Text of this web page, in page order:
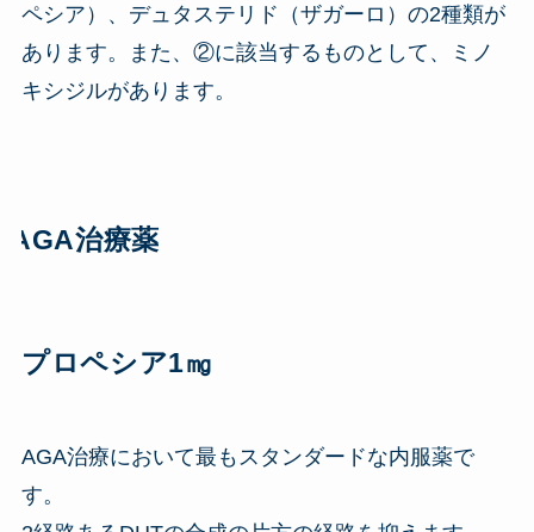
ペシア）、デュタステリド（ザガーロ）の2種類が
あります。また、②に該当するものとして、ミノ
キシジルがあります。
AGA治療薬
プロペシア1㎎
AGA治療において最もスタンダードな内服薬で
す。